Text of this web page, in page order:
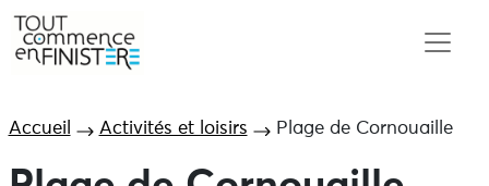
Accueil Activités et loisirs Plage de Cornouaille